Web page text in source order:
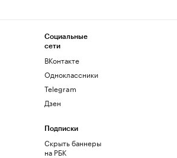
Социальные
сети
ВКонтакте
Одноклассники
Telegram
Дзен
Подписки
Скрыть баннеры
на РБК